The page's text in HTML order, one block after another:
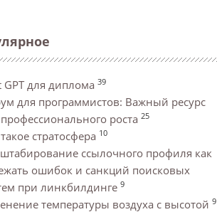
GPT для диплома 39
для программистов: Важный ресурс
роста 25
стратосфера 10
ссылочного профиля как
ошибок и санкций поисковых
при линкбилдинге 9
температуры воздуха с высотой 9